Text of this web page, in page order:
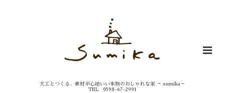
大工とつくる、素材が心地いい本物のおしゃれな家 ～ sumika～
TEL 0598-67-2991